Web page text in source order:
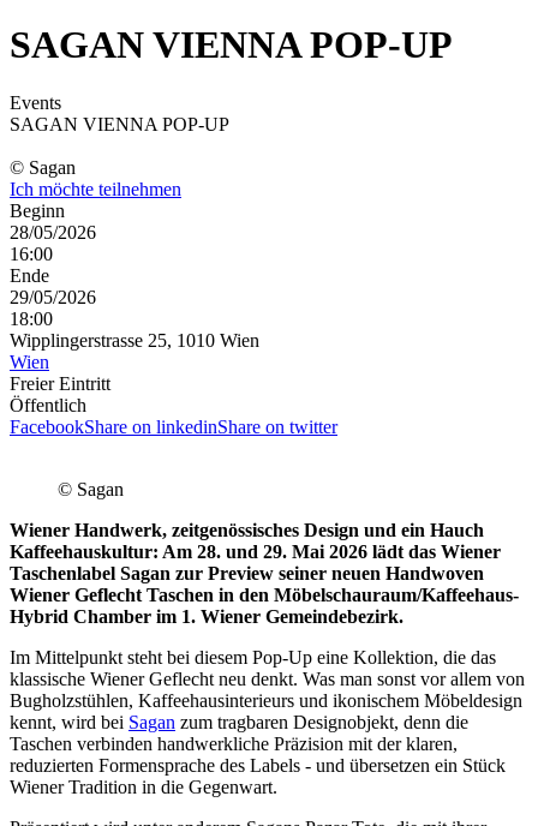
SAGAN VIENNA POP-UP
Events
SAGAN VIENNA POP-UP
© Sagan
Ich möchte teilnehmen
Beginn
28/05/2026
16:00
Ende
29/05/2026
18:00
Wipplingerstrasse 25, 1010 Wien
Wien
Freier Eintritt
Öffentlich
FacebookShare on linkedinShare on twitter
© Sagan
Wiener Handwerk, zeitgenössisches Design und ein Hauch
Kaffeehauskultur: Am 28. und 29. Mai 2026 lädt das Wiener
Taschenlabel Sagan zur Preview seiner neuen Handwoven
Wiener Geflecht Taschen in den Möbelschauraum/Kaffeehaus-
Hybrid Chamber im 1. Wiener Gemeindebezirk.
Im Mittelpunkt steht bei diesem Pop-Up eine Kollektion, die das
klassische Wiener Geflecht neu denkt. Was man sonst vor allem von
Bugholzstühlen, Kaffeehausinterieurs und ikonischem Möbeldesign
kennt, wird bei Sagan zum tragbaren Designobjekt, denn die
Taschen verbinden handwerkliche Präzision mit der klaren,
reduzierten Formensprache des Labels - und übersetzen ein Stück
Wiener Tradition in die Gegenwart.